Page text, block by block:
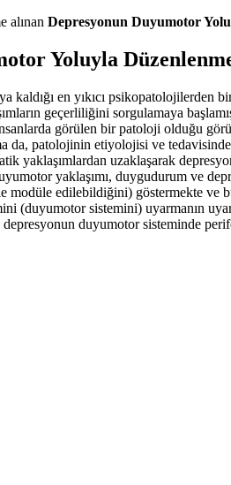
alınan Depresyonun Duyumotor
Yoluyla
kaldığı en yıkıcı
geçerliliğini sorgulamaya
görülen bir patoloji olduğu
patolojinin etiyolojisi ve tedavisinde
yaklaşımlardan uzaklaşarak
yaklaşımı, duygudurum ve
edilebildiğini) göstermekte ve
(duyumotor sistemini) uyarmanın
duyumotor sisteminde